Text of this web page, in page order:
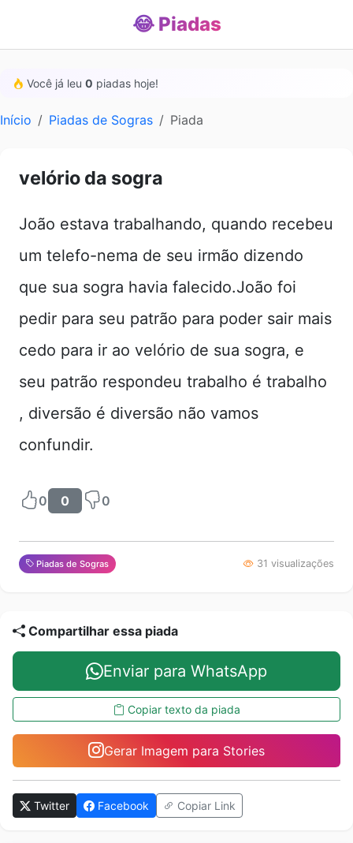
😂 Piadas
Você já leu 0 piadas hoje!
Início Piadas de Sogras Piada
velório da sogra
João estava trabalhando, quando recebeu
um telefo-nema de seu irmão dizendo
que sua sogra havia falecido.João foi
pedir para seu patrão para poder sair mais
cedo para ir ao velório de sua sogra, e
seu patrão respondeu trabalho é trabalho
, diversão é diversão não vamos
confundir.
0 0 0
Piadas de Sogras 31 visualizações
Compartilhar essa piada
Enviar para WhatsApp
Copiar texto da piada
Gerar Imagem para Stories
Twitter Facebook Copiar Link